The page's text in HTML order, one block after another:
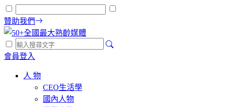
贊助我們
會員登入
人 物
CEO生活學
國內人物